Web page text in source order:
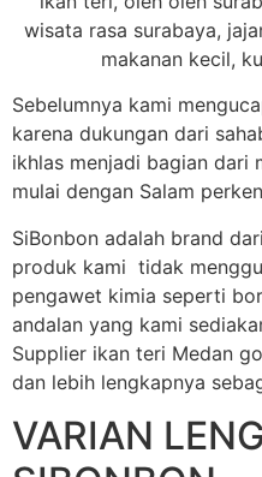
Sebelumnya kami
karena dukungan dari
ikhlas menjadi bagian dari
mulai dengan Salam
SiBonbon adalah brand
produk kami tidak
pengawet kimia seperti
andalan yang kami
Supplier ikan teri Medan
dan lebih lengkapnya
VARIAN